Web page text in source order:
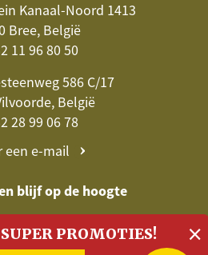
Kanaal-Noord 1413
Bree, België
11 96 80 50
586 C/17
België
28 99 06 78
een e-mail
blijf op de hoogte
PROMOTIES! ×